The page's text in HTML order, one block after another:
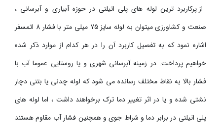
از پرکاربرد ترین لوله های پلی اتیلنی در حوزه آبیاری و آبرسانی ،
صنعت و کشاورزی میتوان به لوله سایز 75 میلی متر با فشار 8 اتمسفر
اشاره نمود که به تفصیل کاربرد آن را در هر کدام از موارد ذکر شده
خواهیم پرداخت. در زمینه آبرسانی شهری و یا روستایی عموما آب با
فشار بالا به نقاط مختلف رسانده می شود که لوله چدنی یا بتنی دچار
نشتی شده و یا در اثر تغییر دما ترک برخواهند داشت ، اما لوله های
پلی اتیلنی در برابر دما و شراط جوی و همچنین فشار آب مقاوم هستند